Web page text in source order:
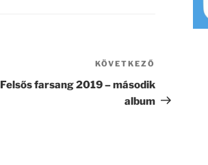
bejegyzés
KÖVETKEZŐ
Felsős farsang 2019 – második
album